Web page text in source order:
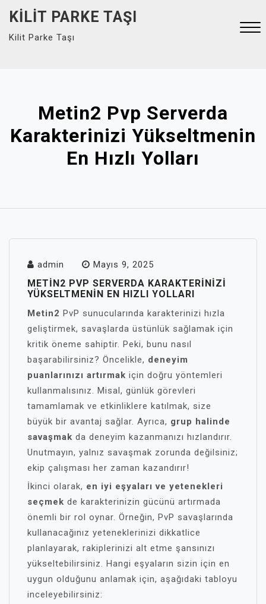
content
KILIT PARKE TAŞI
Kilit Parke Taşı
Metin2 Pvp Serverda
Karakterinizi Yükseltmenin
En Hızlı Yolları
admin Mayıs 9, 2025
METIN2 PVP SERVERDA KARAKTERINIZI
YÜKSELTMENIN EN HIZLI YOLLARI
Metin2 PvP sunucularında karakterinizi hızla
geliştirmek, savaşlarda üstünlük sağlamak için
kritik öneme sahiptir. Peki, bunu nasıl
başarabilirsiniz? Öncelikle, deneyim
puanlarınızı artırmak için doğru yöntemleri
kullanmalısınız. Misal, günlük görevleri
tamamlamak ve etkinliklere katılmak, size
büyük bir avantaj sağlar. Ayrıca, grup halinde
savaşmak da deneyim kazanmanızı hızlandırır.
Unutmayın, yalnız savaşmak zorunda değilsiniz;
ekip çalışması her zaman kazandırır!
İkinci olarak, en iyi eşyaları ve yetenekleri
seçmek de karakterinizin gücünü artırmada
önemli bir rol oynar. Örneğin, PvP savaşlarında
kullanacağınız yeteneklerinizi dikkatlice
planlayarak, rakiplerinizi alt etme şansınızı
yükseltebilirsiniz. Hangi eşyaların sizin için en
uygun olduğunu anlamak için, aşağıdaki tabloyu
inceleyebilirsiniz: